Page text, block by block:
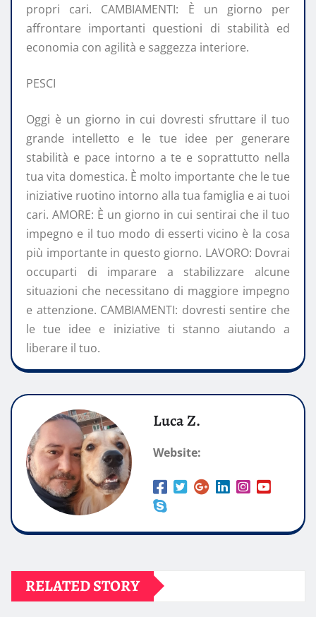
propri cari. CAMBIAMENTI: È un giorno per
affrontare importanti questioni di stabilità ed
economia con agilità e saggezza interiore.
PESCI
Oggi è un giorno in cui dovresti sfruttare il tuo
grande intelletto e le tue idee per generare
stabilità e pace intorno a te e soprattutto nella
tua vita domestica. È molto importante che le tue
iniziative ruotino intorno alla tua famiglia e ai tuoi
cari. AMORE: È un giorno in cui sentirai che il tuo
impegno e il tuo modo di esserti vicino è la cosa
più importante in questo giorno. LAVORO: Dovrai
occuparti di imparare a stabilizzare alcune
situazioni che necessitano di maggiore impegno
e attenzione. CAMBIAMENTI: dovresti sentire che
le tue idee e iniziative ti stanno aiutando a
liberare il tuo.
Luca Z.
Website:
RELATED STORY